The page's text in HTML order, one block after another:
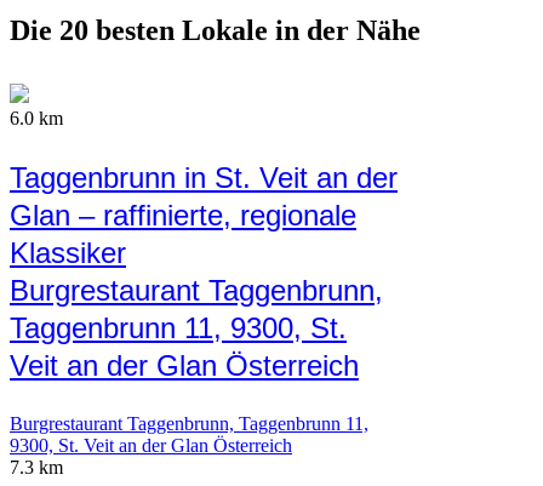
Die 20 besten Lokale in der Nähe
6.0 km
Taggenbrunn in St. Veit an der
Glan – raffinierte, regionale
Klassiker
Burgrestaurant Taggenbrunn,
Taggenbrunn 11, 9300, St.
Veit an der Glan Österreich
Burgrestaurant Taggenbrunn, Taggenbrunn 11,
9300, St. Veit an der Glan Österreich
7.3 km